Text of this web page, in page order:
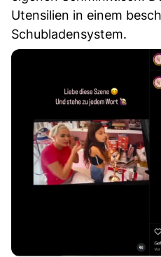
Utensilien in einem
Schubladensystem.